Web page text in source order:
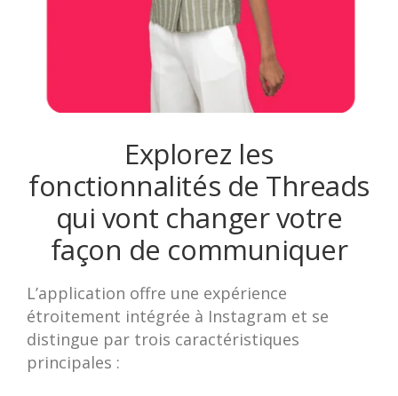
Explorez les
fonctionnalités de Threads
qui vont changer votre
façon de communiquer
L’application offre une expérience
étroitement intégrée à Instagram et se
distingue par trois caractéristiques
principales :